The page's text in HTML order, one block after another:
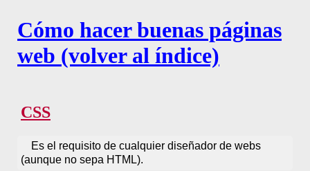
Cómo hacer buenas páginas
web (volver al índice)
CSS
Es el requisito de cualquier diseñador de webs
(aunque no sepa HTML).